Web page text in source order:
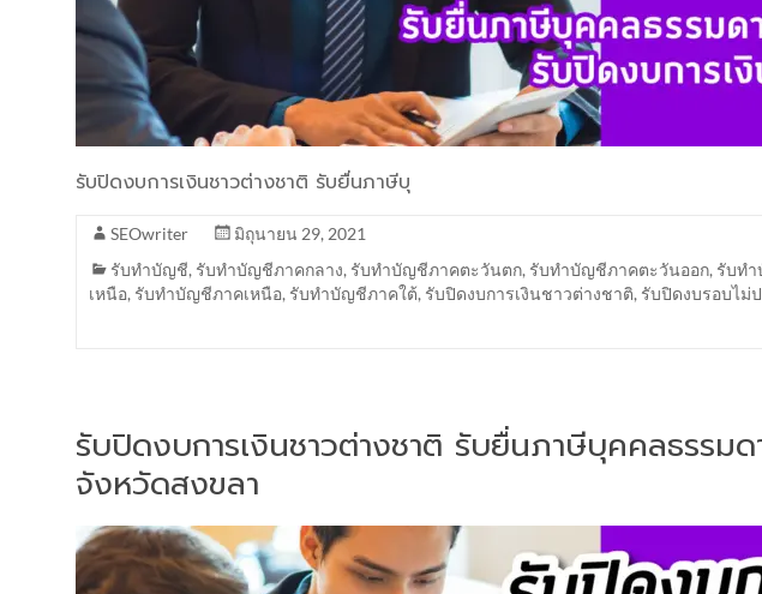
รับปิดงบการเงินชาวต่างชาติ รับยื่นภาษีบุ
SEOwriter
มิถุนายน 29, 2021
รับทำบัญชี, รับทำบัญชีภาคกลาง, รับทำบัญชีภาคตะวันตก, รับทำบัญชีภาคตะวันออก, รับท
เหนือ, รับทำบัญชีภาคเหนือ, รับทำบัญชีภาคใต้, รับปิดงบการเงินชาวต่างชาติ, รับปิดงบรอบไม่
รับปิดงบการเงินชาวต่างชาติ รับยื่นภาษีบุคคลธรรมด
จังหวัดสงขลา